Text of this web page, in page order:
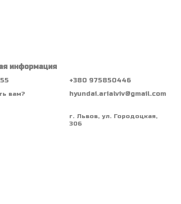
информация
вам?
+380 975850446
hyundai.arialviv@gmail.com
г. Львов, ул. Городоцкая,
306